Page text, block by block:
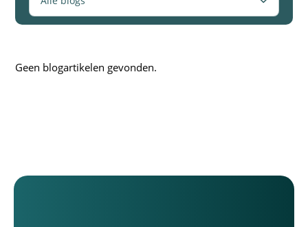
Geen blogartikelen gevonden.